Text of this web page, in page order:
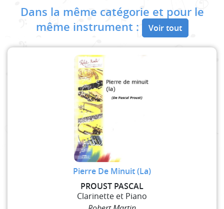
Dans la même catégorie et pour le
même instrument :
Voir tout
Pierre De Minuit (La)
PROUST PASCAL
Clarinette et Piano